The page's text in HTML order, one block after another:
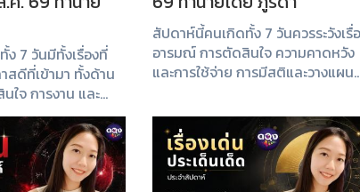
7 วันมีทั้งเรื่องที่
สดีที่เข้ามา ทั้งด้าน
ใจ การงาน และ
และความรอบคอบใน
ถานการณ์
สัปดาห์นี้คนเกิดทั้ง 7 วันควรระวังเรื่
อารมณ์ การตัดสินใจ ความคาดหวัง
และการใช้จ่าย การมีสติและวางแผน